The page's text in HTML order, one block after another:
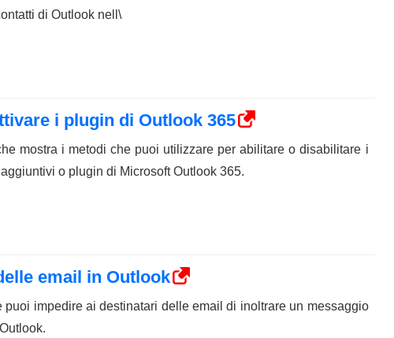
di Outlook nell\
i plugin di Outlook 365
mostra i metodi che puoi utilizzare per abilitare o disabilitare i
o plugin di Microsoft Outlook 365.
email in Outlook
puoi impedire ai destinatari delle email di inoltrare un messaggio